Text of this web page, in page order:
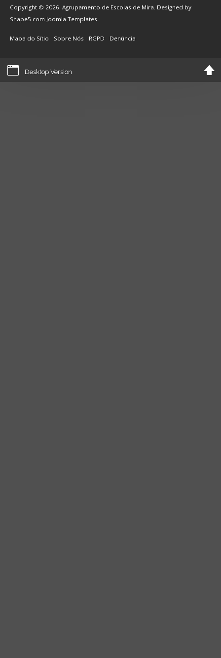
Copyright © 2026. Agrupamento de Escolas de Mira. Designed by
Shape5.com Joomla Templates
Mapa do Sítio Sobre Nós RGPD Denúncia
Desktop Version